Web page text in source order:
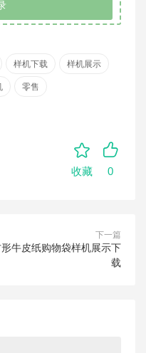
样机下载 样机展示
零售
收藏 0
下一篇
牛皮纸购物袋样机展示下
载